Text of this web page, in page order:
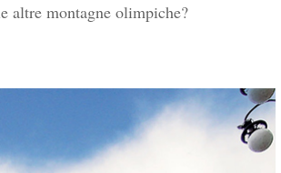
altre montagne olimpiche?